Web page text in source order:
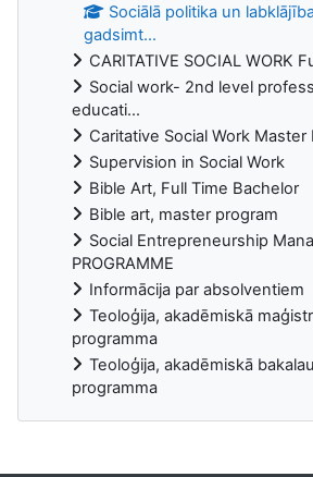
Sociālā politika un
gadsimt...
CARITATIVE SOCIAL WORK
Social work- 2nd level
educati...
Caritative Social Work Master
Supervision in Social Work
Bible Art, Full Time Bachelor
Bible art, master program
Social Entrepreneurship
PROGRAMME
Informācija par absolventiem
Teoloģija, akadēmiskā
programma
Teoloģija, akadēmiskā
programma
Supplementary blocks